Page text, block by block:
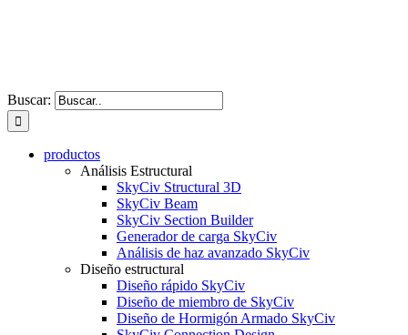
Buscar:
productos
Análisis Estructural
SkyCiv Structural 3D
SkyCiv Beam
SkyCiv Section Builder
Generador de carga SkyCiv
Análisis de haz avanzado SkyCiv
Diseño estructural
Diseño rápido SkyCiv
Diseño de miembro de SkyCiv
Diseño de Hormigón Armado SkyCiv